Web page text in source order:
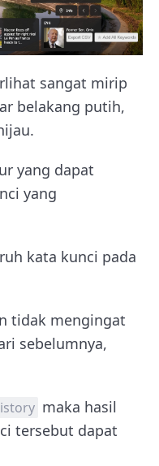
sangat mirip
belakang putih,
yang dapat
yang
kata kunci pada
tidak mengingat
sebelumnya,
maka hasil
tersebut dapat